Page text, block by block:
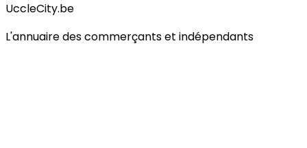
UccleCity.be
L'annuaire des commerçants et indépendants